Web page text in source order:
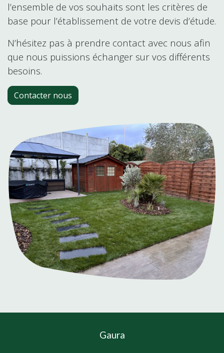
l’ensemble de vos souhaits sont les critères de
base pour l’établissement de votre devis d’étude.
N’hésitez pas à prendre contact avec nous afin
que nous puissions échanger sur vos différents
besoins.
Contacter nous
Gaura